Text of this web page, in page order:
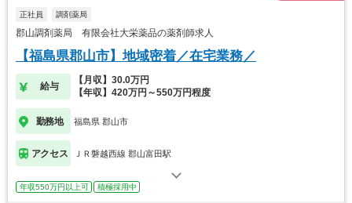
正社員 調剤薬局
郡山調剤薬局 有限会社大栄薬品の薬剤師求人
【福島県郡山市】地域密着／在宅業務／
給与
【月収】30.0万円
【年収】420万円～550万円程度
勤務地 福島県 郡山市
アクセス ＪＲ磐越西線 郡山富田駅
年収550万円以上可 積極採用中